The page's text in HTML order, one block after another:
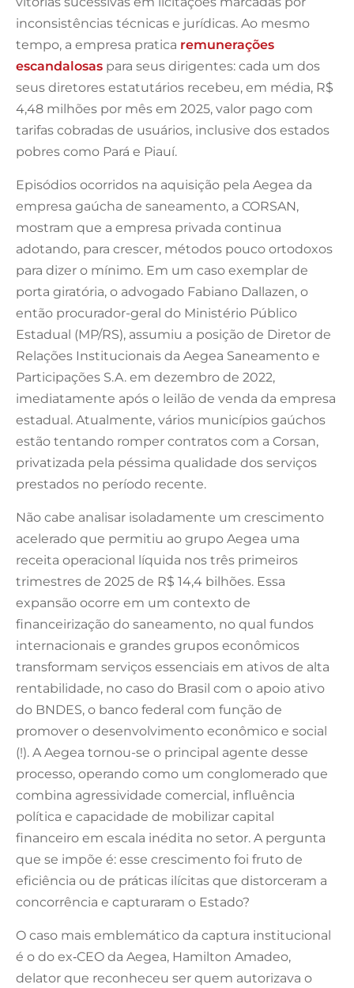
inconsistências técnicas e jurídicas. Ao mesmo
tempo, a empresa pratica remunerações
escandalosas para seus dirigentes: cada um dos
seus diretores estatutários recebeu, em média, R$
4,48 milhões por mês em 2025, valor pago com
tarifas cobradas de usuários, inclusive dos estados
pobres como Pará e Piauí.
Episódios ocorridos na aquisição pela Aegea da
empresa gaúcha de saneamento, a CORSAN,
mostram que a empresa privada continua
adotando, para crescer, métodos pouco ortodoxos
para dizer o mínimo. Em um caso exemplar de
porta giratória, o advogado Fabiano Dallazen, o
então procurador-geral do Ministério Público
Estadual (MP/RS), assumiu a posição de Diretor de
Relações Institucionais da Aegea Saneamento e
Participações S.A. em dezembro de 2022,
imediatamente após o leilão de venda da empresa
estadual. Atualmente, vários municípios gaúchos
estão tentando romper contratos com a Corsan,
privatizada pela péssima qualidade dos serviços
prestados no período recente.
Não cabe analisar isoladamente um crescimento
acelerado que permitiu ao grupo Aegea uma
receita operacional líquida nos três primeiros
trimestres de 2025 de R$ 14,4 bilhões. Essa
expansão ocorre em um contexto de
financeirização do saneamento, no qual fundos
internacionais e grandes grupos econômicos
transformam serviços essenciais em ativos de alta
rentabilidade, no caso do Brasil com o apoio ativo
do BNDES, o banco federal com função de
promover o desenvolvimento econômico e social
(!). A Aegea tornou-se o principal agente desse
processo, operando como um conglomerado que
combina agressividade comercial, influência
política e capacidade de mobilizar capital
financeiro em escala inédita no setor. A pergunta
que se impõe é: esse crescimento foi fruto de
eficiência ou de práticas ilícitas que distorceram a
concorrência e capturaram o Estado?
O caso mais emblemático da captura institucional
é o do ex‑CEO da Aegea, Hamilton Amadeo,
delator que reconheceu ser quem autorizava o